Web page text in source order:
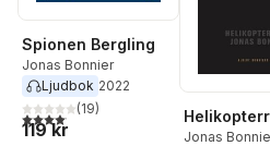
Spionen Bergling
Jonas Bonnier
Ljudbok 2022
4,1utav 5 stjärnor. Totalt antal röster:
(19)
119 kr
Jonas